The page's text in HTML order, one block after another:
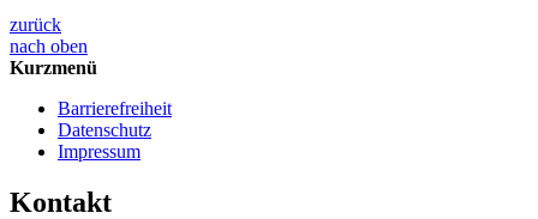
zurück
nach oben
Kurzmenü
Barrierefreiheit
Datenschutz
Impressum
Kontakt